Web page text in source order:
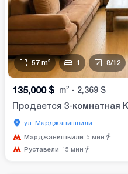
57 m² 1 8/12
135,000 $ m² - 2,369 $
Продается 3-комнатная
ул. Марджанишвили
Марджанишвили 5 мин
Руставели 15 мин